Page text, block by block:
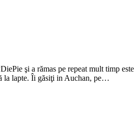
la lapte. Îi găsiţi in Auchan, pe…